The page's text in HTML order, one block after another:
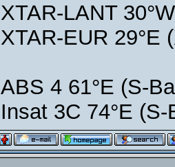
XTAR-LANT
XTAR-EUR 29°E
ABS 4 61°E (S-
Insat 3C 74°E (S-